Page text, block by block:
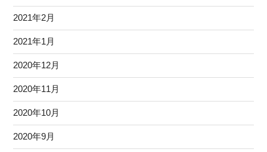
2021年2月
2021年1月
2020年12月
2020年11月
2020年10月
2020年9月